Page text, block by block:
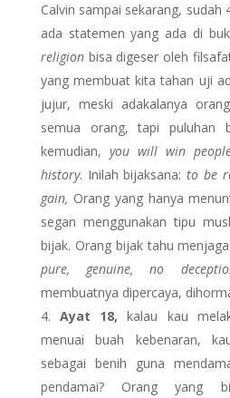
Calvin sampai sekarang,
ada statemen yang ada di
religionbisa digeser oleh
yang membuat kita tahan uji
jujur, meski adakalanya
semua orang, tapi puluhan
kemudian, you will win
history. Inilah bijaksana:to be
gain, Orang yang hanya
segan menggunakan tipu
bijak. Orang bijak tahu
pure, genuine, no
membuatnya dipercaya,
Ayat 18, kalau kau
menuai buah kebenaran,
sebagai benih guna
pendamai? Orang yang